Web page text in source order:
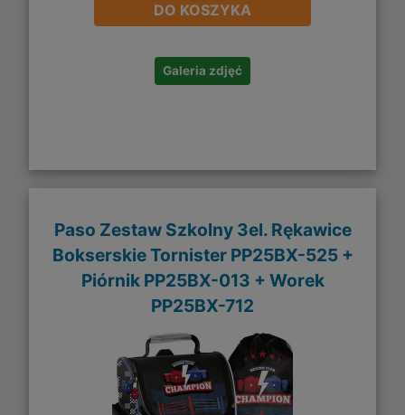
DO KOSZYKA
Galeria zdjęć
Paso Zestaw Szkolny 3el. Rękawice
Bokserskie Tornister PP25BX-525 +
Piórnik PP25BX-013 + Worek
PP25BX-712